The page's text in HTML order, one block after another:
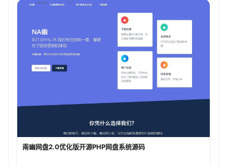
南幽网盘2.0优化版开源PHP网盘系统源码